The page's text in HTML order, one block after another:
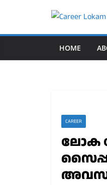
content
HOME
CAREER
ലോക